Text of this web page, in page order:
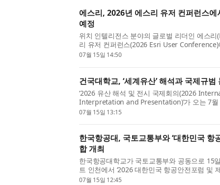
에스리, 2026년 에스리 유저 컨퍼런스
예정
위치 인텔리전스 분야의 글로벌 리더인 에스
리 유저 컨퍼런스(2026 Esri User
of Where Collection) 을 공개할 예정이다. 이
07월 15일 14:50
건국대학교, ‘세계유산’ 해석과 국제규
‘2026 유산 해석 및 전시 국제회의(2026
Interpretation and Presentation)’가 오는 7월
캠퍼스 해봉부동산학관 103호에서 개최된다.
07월 15일 13:15
한국항공대, 국토교통부와 ‘대한민국 항
합 개최
한국항공대학교가 국토교통부와 공동으로 15
트 인천에서 ‘2026 대한민국 항공안전포럼 및
Aviation Safety Forum & Seminar)’를 진행한
07월 15일 12:45